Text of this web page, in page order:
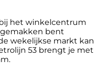
het winkelcentrum
gemakken bent
wekelijkse markt kan
53 brengt je met